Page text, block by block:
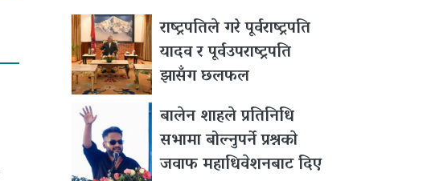
राष्ट्रपतिले गरे पूर्वराष्ट्रपति
यादव र पूर्वउपराष्ट्रपति
झासँग छलफल
बालेन शाहले प्रतिनिधि
सभामा बोल्नुपर्ने प्रश्नकाे
जवाफ महाधिवेशनबाट दिए